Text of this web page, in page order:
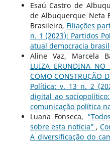
Esaú Castro de
de Albuquerque Neta
Brasileiro, Filiações
n. 1 (2023): Partidos
atual democracia
Aline Vaz, Marcela
LUIZA ERUNDINA NO
COMO CONSTRUÇÃO
Política: v. 13 n. 2
digital ao
comunicação política
Luana Fonseca,
sobre esta notícia” ,
A diversificação do